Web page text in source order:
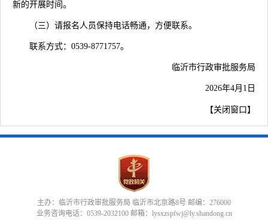
新的开展时间。
（三）请报名人员保持电话畅通，方便联系。
联系方式：0539-8771757。
临沂市行政审批服务局
2026年4月1日
【关闭窗口 】
主办：临沂市行政审批服务局 临沂市北京路8号 邮编：276000
业务咨询电话：0539-2032100 邮箱：lysxzspfwj@ly.shandong.cn